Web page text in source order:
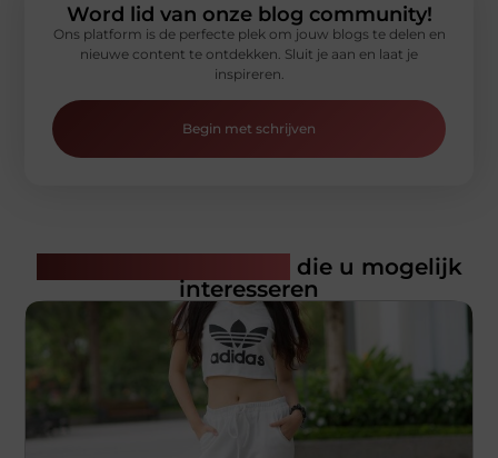
Word lid van onze blog community!
Ons platform is de perfecte plek om jouw blogs te delen en
nieuwe content te ontdekken. Sluit je aan en laat je
inspireren.
Begin met schrijven
die u mogelijk
interesseren